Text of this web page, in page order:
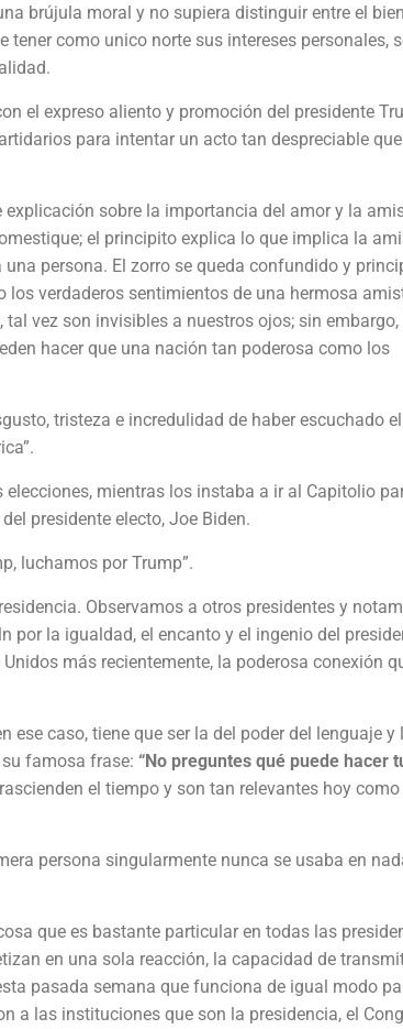
brújula moral y no supiera distinguir entre el
como unico norte sus intereses personales,
el expreso aliento y promoción del presidente
para intentar un acto tan despreciable que
explicación sobre la importancia del amor y la
el principito explica lo que implica la
persona. El zorro se queda confundido y
los verdaderos sentimientos de una hermosa
vez son invisibles a nuestros ojos; sin embargo,
hacer que una nación tan poderosa como los
tristeza e incredulidad de haber escuchado el
elecciones, mientras los instaba a ir al Capitolio
presidente electo, Joe Biden.
luchamos por Trump”.
Observamos a otros presidentes y
por la igualdad, el encanto y el ingenio del
más recientemente, la poderosa conexión
caso, tiene que ser la del poder del lenguaje y
famosa frase: “No preguntes qué puede hacer
el tiempo y son tan relevantes hoy
persona singularmente nunca se usaba en
que es bastante particular en todas las
en una sola reacción, la capacidad de
pasada semana que funciona de igual modo
a las instituciones que son la presidencia, el